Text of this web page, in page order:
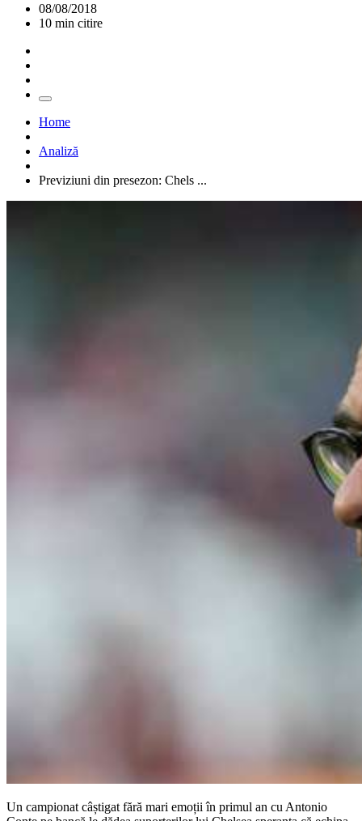
08/08/2018
10 min citire
Home
Analiză
Previziuni din presezon: Chels ...
Un campionat câștigat fără mari emoții în primul an cu Antonio